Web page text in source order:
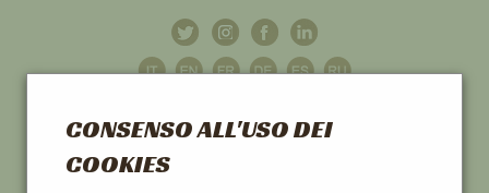
CONSENSO ALL'USO DEI
COOKIES